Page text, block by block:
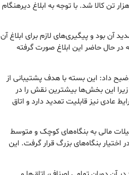
شده بود، منجر به ترخیص یک میلیون و ۳۰۰ هزار تن کالا شد. با توجه به ابلاغ دیرهنگام
آن بود و پیگیری‌های لازم برای ابلاغ آن
حال حاضر این ابلاغ صورت گرفته
داد: این بسته با هدف پشتیبانی از
این بخش‌ها بیشترین نقش را در
عادی نیز قابلیت تمدید دارد و اتاق
گذشته ۷۰ درصد از تسهیلات مالی به بنگاه‌های کوچک و متوسط
کرد، در حالی که تنها ۳۰ درصد در اختیار بنگاه‌های بزرگ قرار گرفت. این